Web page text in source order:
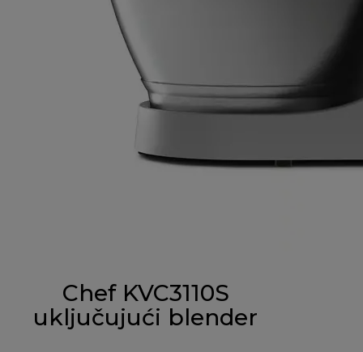
Chef KVC3110S
uključujući blender